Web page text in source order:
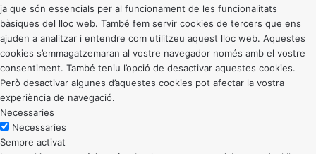
ja que són essencials per al funcionament de les funcionalitats
bàsiques del lloc web. També fem servir cookies de tercers que ens
ajuden a analitzar i entendre com utilitzeu aquest lloc web. Aquestes
cookies s’emmagatzemaran al vostre navegador només amb el vostre
consentiment. També teniu l’opció de desactivar aquestes cookies.
Però desactivar algunes d’aquestes cookies pot afectar la vostra
experiència de navegació.
Necessaries
Necessaries
Sempre activat